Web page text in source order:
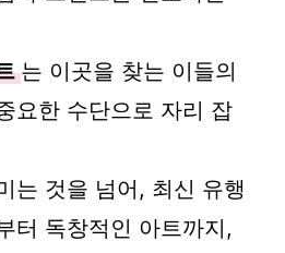
는 이곳을 찾는 이들의
요한 수단으로 자리 잡
는 것을 넘어, 최신 유행
터 독창적인 아트까지,